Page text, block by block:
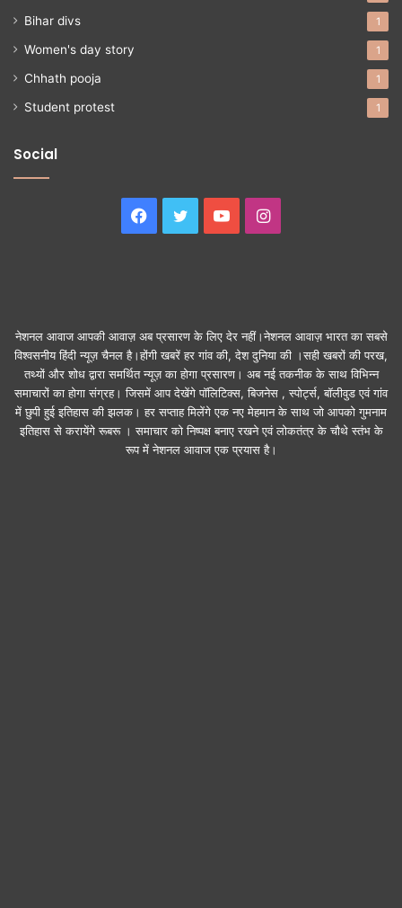
Bihar divs 1
Women's day story 1
Chhath pooja 1
Student protest 1
Social
Facebook
Twitter YouTubeInstagram
नेशनल आवाज आपकी आवाज़ अब प्रसारण के लिए देर नहीं।नेशनल आवाज़ भारत का सबसे
विश्वसनीय हिंदी न्यूज़ चैनल है।होंगी खबरें हर गांव की, देश दुनिया की ।सही खबरों की परख,
तथ्यों और शोध द्वारा समर्थित न्यूज़ का होगा प्रसारण। अब नई तकनीक के साथ विभिन्न
समाचारों का होगा संग्रह। जिसमें आप देखेंगे पॉलिटिक्स, बिजनेस , स्पोर्ट्स, बॉलीवुड एवं गांव
में छुपी हुई इतिहास की झलक। हर सप्ताह मिलेंगे एक नए मेहमान के साथ जो आपको गुमनाम
इतिहास से करायेंगे रूबरू । समाचार को निष्पक्ष बनाए रखने एवं लोकतंत्र के चौथे स्तंभ के
रूप में नेशनल आवाज एक प्रयास है।